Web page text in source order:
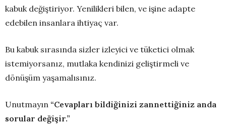
kabuk değiştiriyor. Yenilikleri bilen, ve işine adapte
edebilen insanlara ihtiyaç var.
Bu kabuk sırasında sizler izleyici ve tüketici olmak
istemiyorsanız, mutlaka kendinizi geliştirmeli ve
dönüşüm yaşamalısınız.
Unutmayın “Cevapları bildiğinizi zannettiğiniz anda
sorular değişir.”